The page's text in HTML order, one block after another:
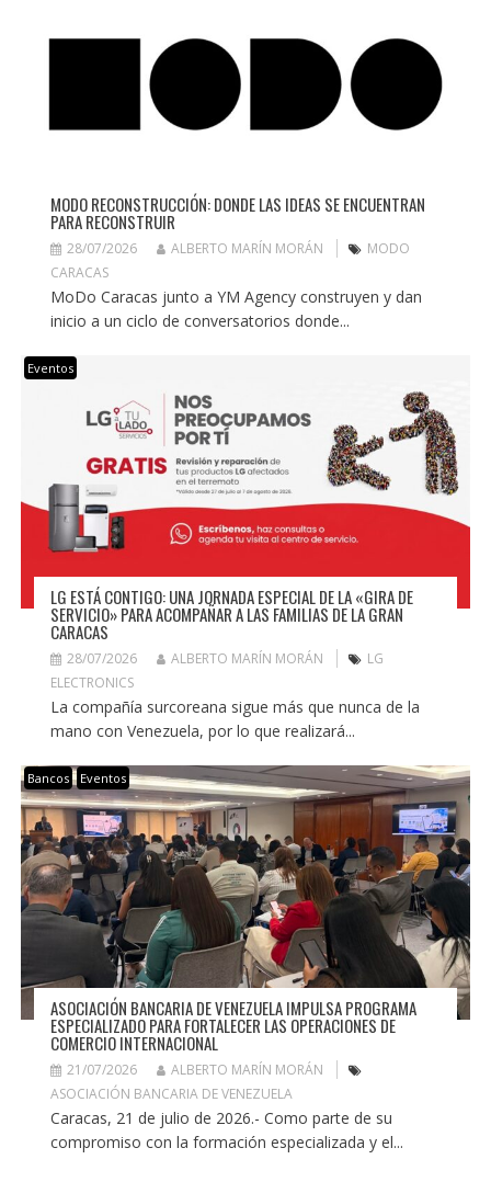
MODO RECONSTRUCCIÓN: DONDE LAS IDEAS SE ENCUENTRAN
PARA RECONSTRUIR
28/07/2026 ALBERTO MARÍN MORÁN
MODO
CARACAS
MoDo Caracas junto a YM Agency construyen y dan
inicio a un ciclo de conversatorios donde...
Eventos
LG ESTÁ CONTIGO: UNA JORNADA ESPECIAL DE LA «GIRA DE
SERVICIO» PARA ACOMPAÑAR A LAS FAMILIAS DE LA GRAN
CARACAS
28/07/2026 ALBERTO MARÍN MORÁN
LG
ELECTRONICS
La compañía surcoreana sigue más que nunca de la
mano con Venezuela, por lo que realizará...
Bancos Eventos
ASOCIACIÓN BANCARIA DE VENEZUELA IMPULSA PROGRAMA
ESPECIALIZADO PARA FORTALECER LAS OPERACIONES DE
COMERCIO INTERNACIONAL
21/07/2026
ALBERTO MARÍN MORÁN
ASOCIACIÓN BANCARIA DE VENEZUELA
Caracas, 21 de julio de 2026.- Como parte de su
compromiso con la formación especializada y el...